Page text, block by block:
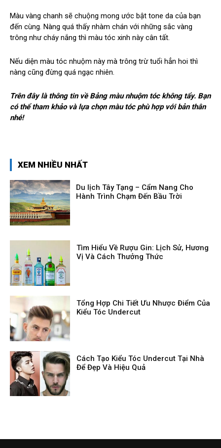
Màu vàng chanh sẽ chuộng mong ước bật tone da của bạn
đến cùng. Nàng quá thấy nhàm chán với những sắc vàng
trông như cháy nắng thì màu tóc xinh này cân tất.
Nếu diện màu tóc nhuộm này mà trông trừ tuổi hẳn hoi thì
nàng cũng đừng quá ngạc nhiên.
Trên đây là thông tin về Bảng màu nhuộm tóc không tẩy. Bạn
có thể tham khảo và lựa chọn màu tóc phù hợp với bản thân
nhé!
XEM NHIỀU NHẤT
Du lịch Tây Tạng – Cẩm Nang Cho
Hành Trình Chạm Đến Bầu Trời
Tìm Hiểu Về Rượu Gin: Lịch Sử, Hương
Vị Và Cách Thưởng Thức
Tổng Hợp Chi Tiết Ưu Nhược Điểm Của
Kiểu Tóc Undercut
Cách Tạo Kiểu Tóc Undercut Tại Nhà
Để Đẹp Và Hiệu Quả